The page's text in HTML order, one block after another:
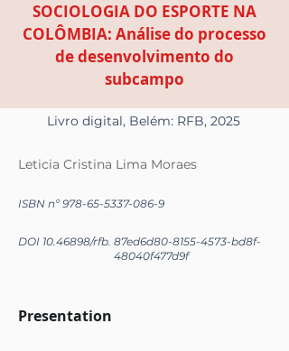
SOCIOLOGIA DO ESPORTE NA
COLÔMBIA: Análise do processo
de desenvolvimento do
subcampo
Livro digital, Belém: RFB, 2025
Leticia Cristina Lima Moraes
ISBN nº978-65-5337-086-9
DOI 10.46898/rfb. 87ed6d80-8155-4573-bd8f-
48040f477d9f
Presentation